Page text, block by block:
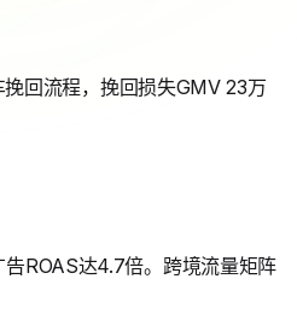
回流程，挽回损失GMV 23万
ROAS达4.7倍。跨境流量矩阵